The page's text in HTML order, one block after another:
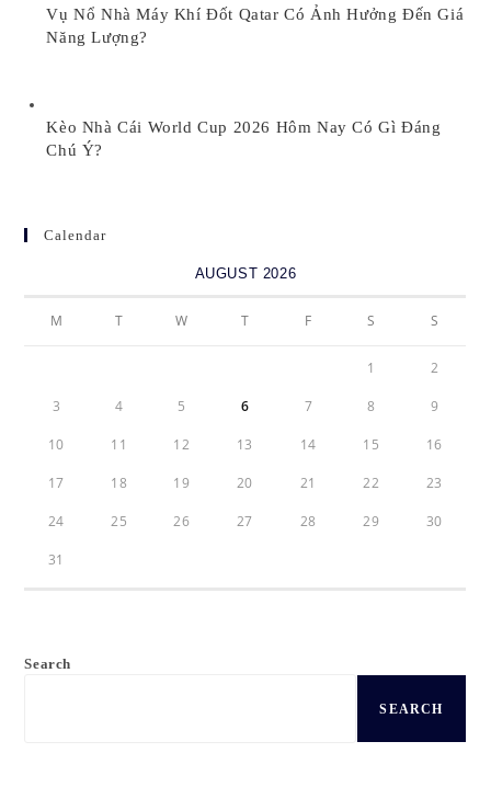
Vụ Nổ Nhà Máy Khí Đốt Qatar Có Ảnh Hưởng Đến Giá
Năng Lượng?
Kèo Nhà Cái World Cup 2026 Hôm Nay Có Gì Đáng
Chú Ý?
Calendar
AUGUST 2026
M T W T F S S
1 2
3 4 5 6 7 8 9
10 11 12 13 14 15 16
17 18 19 20 21 22 23
24 25 26 27 28 29 30
31
Search
SEARCH